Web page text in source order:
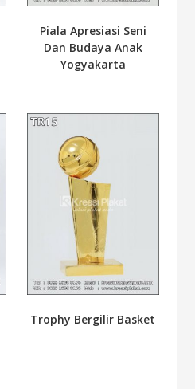
Piala Apresiasi Seni
Dan Budaya Anak
Yogyakarta
Trophy Bergilir Basket